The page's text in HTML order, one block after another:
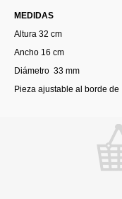
MEDIDAS
Altura 32 cm
Ancho 16 cm
Diámetro 33 mm
Pieza ajustable al borde